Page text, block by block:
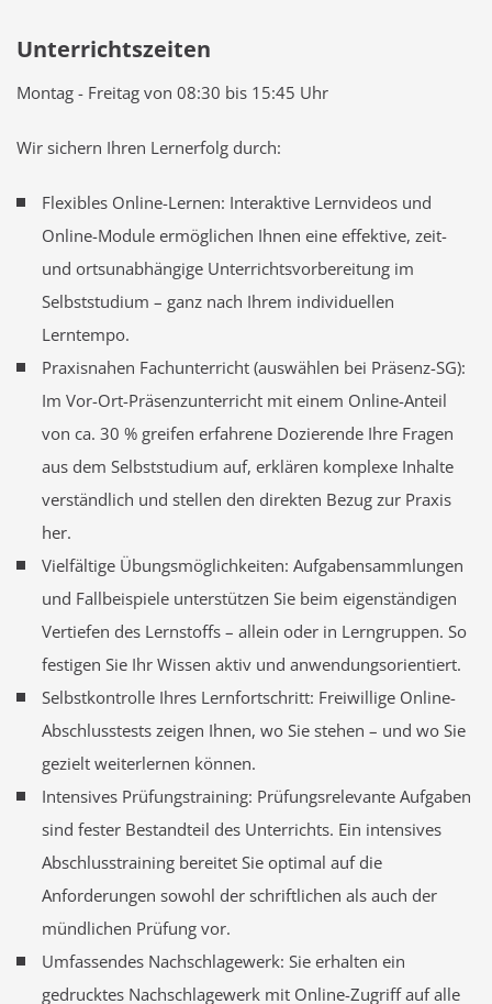
Unterrichtszeiten
Montag - Freitag von 08:30 bis 15:45 Uhr
Wir sichern Ihren Lernerfolg durch:
Flexibles Online-Lernen: Interaktive Lernvideos und
Online-Module ermöglichen Ihnen eine effektive, zeit-
und ortsunabhängige Unterrichtsvorbereitung im
Selbststudium – ganz nach Ihrem individuellen
Lerntempo.
Praxisnahen Fachunterricht (auswählen bei Präsenz-SG):
Im Vor-Ort-Präsenzunterricht mit einem Online-Anteil
von ca. 30 % greifen erfahrene Dozierende Ihre Fragen
aus dem Selbststudium auf, erklären komplexe Inhalte
verständlich und stellen den direkten Bezug zur Praxis
her.
Vielfältige Übungsmöglichkeiten: Aufgabensammlungen
und Fallbeispiele unterstützen Sie beim eigenständigen
Vertiefen des Lernstoffs – allein oder in Lerngruppen. So
festigen Sie Ihr Wissen aktiv und anwendungsorientiert.
Selbstkontrolle Ihres Lernfortschritt: Freiwillige Online-
Abschlusstests zeigen Ihnen, wo Sie stehen – und wo Sie
gezielt weiterlernen können.
Intensives Prüfungstraining: Prüfungsrelevante Aufgaben
sind fester Bestandteil des Unterrichts. Ein intensives
Abschlusstraining bereitet Sie optimal auf die
Anforderungen sowohl der schriftlichen als auch der
mündlichen Prüfung vor.
Umfassendes Nachschlagewerk: Sie erhalten ein
gedrucktes Nachschlagewerk mit Online-Zugriff auf alle